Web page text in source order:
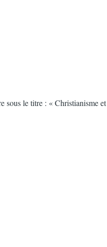
sous le titre : « Christianisme